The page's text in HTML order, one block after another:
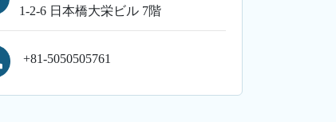
1-2-6 日本橋大栄ビル 7階
+81-5050505761